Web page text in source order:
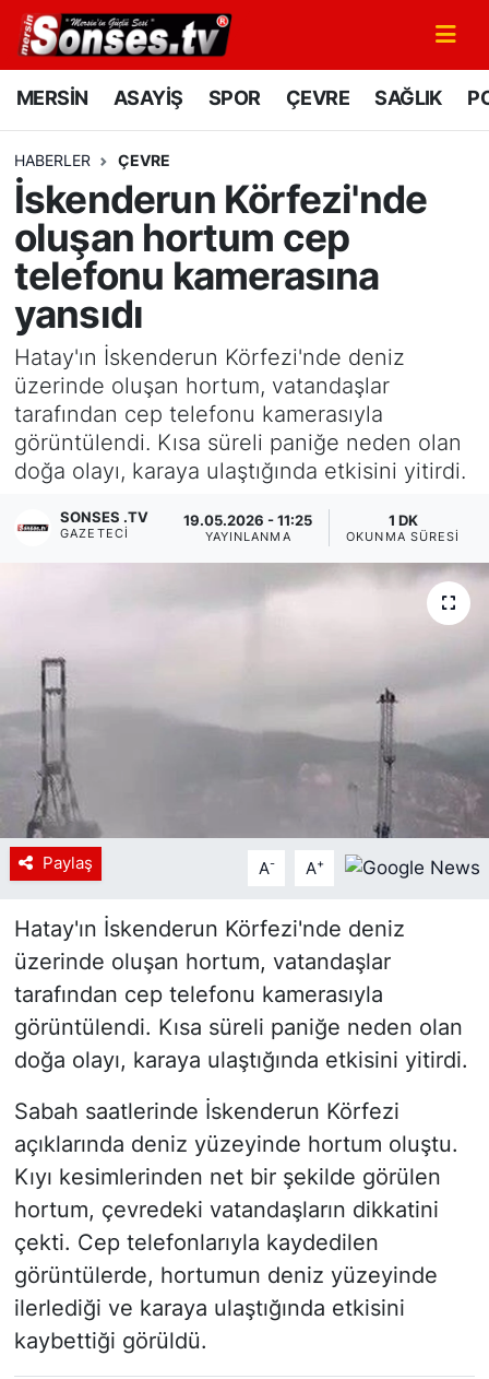
MERSİN ASAYİŞ SPOR ÇEVRE SAĞLIK
HABERLER ÇEVRE
İskenderun Körfezi'nde
oluşan hortum cep
telefonu kamerasına
yansıdı
Hatay'ın İskenderun Körfezi'nde deniz
üzerinde oluşan hortum, vatandaşlar
tarafından cep telefonu kamerasıyla
görüntülendi. Kısa süreli paniğe neden olan
doğa olayı, karaya ulaştığında etkisini yitirdi.
SONSES .TV
GAZETECI
19.05.2026 - 11:25
YAYINLANMA
1 DK
OKUNMA SÜRESI
Paylaş A- A+
Hatay'ın İskenderun Körfezi'nde deniz
üzerinde oluşan hortum, vatandaşlar
tarafından cep telefonu kamerasıyla
görüntülendi. Kısa süreli paniğe neden olan
doğa olayı, karaya ulaştığında etkisini yitirdi.
Sabah saatlerinde İskenderun Körfezi
açıklarında deniz yüzeyinde hortum oluştu.
Kıyı kesimlerinden net bir şekilde görülen
hortum, çevredeki vatandaşların dikkatini
çekti. Cep telefonlarıyla kaydedilen
görüntülerde, hortumun deniz yüzeyinde
ilerlediği ve karaya ulaştığında etkisini
kaybettiği görüldü.
MERSİN
SPOR
GÜNÜN MANŞETİ
DÜNYA
KÜLTÜR - SANAT
MAGAZİN
SAĞLIK
Siyaset
Tanıtım
Mersin Nöbetçi Eczaneler
Mersin Namaz Vakitleri
Mersin Trafik Yoğunluk Haritası
Süper Lig Puan Durumu ve Fikstür
Tüm Manşetler
Son Dakika Haberleri
Haber Arşivi